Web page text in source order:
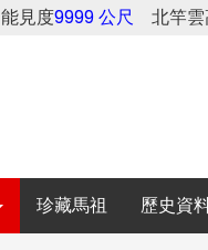
能見度9999 公尺 北竿雲
珍藏馬祖 歷史資